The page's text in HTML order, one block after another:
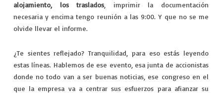
VIAJES
EXPERIENCIAS
alojamiento, los traslados , imprimir la documentación
necesaria y encima tengo reunión a las 9:00. Y que no se me
olvide llevar el informe.
¿Te sientes reflejado? Tranquilidad, para eso estás leyendo
estas líneas. Hablemos de ese evento, esa junta de accionistas
donde no todo van a ser buenas noticias, ese congreso en el
que la empresa va a centrar sus esfuerzos para afianzar su